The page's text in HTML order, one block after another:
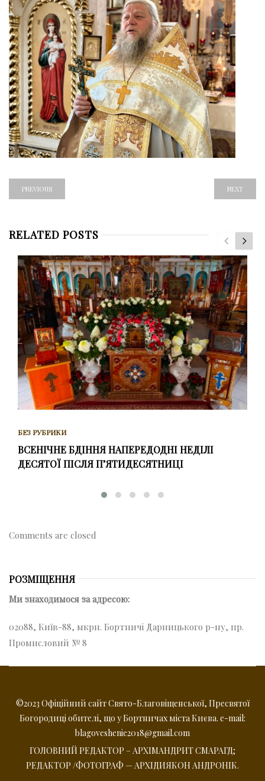
PREVIOUS NEXT
RELATED POSTS
БЕЗ РУБРИКИ
ВСЕНІЧНЕ БДІННЯ НАПЕРЕДОДНІ НЕДІЛІ
ДЕСЯТОЇ ПІСЛЯ ПʼЯТИДЕСЯТНИЦІ
Comments are closed
РОЗМІЩЕННЯ
Ми знаходимося за адресою:
02088, Київ-88, мкрн. Бортничі Дарницького р-ну, пр.
Промисловий № 8
©2023 Офіційний сайт Свято-Благовіщенської, Пресвятої
Богородиці обителі, що у Бортничах міста Києва. e-mail:
blagoveshenie2018@gmail.com
ГОЛОВНИЙ РЕДАКТОР – АРХІМАНДРИТ СМАРАГД;
РЕДАКТОР /ФОТОГРАФ — АРХІДИЯКОН АНДРОНІК.